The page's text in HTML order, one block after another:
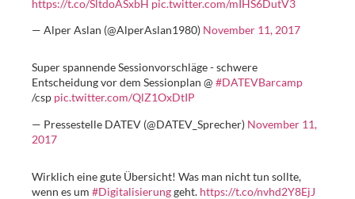
https://t.co/SltdoASxbH pic.twitter.com/mIHS6DutV3
— Alper Aslan (@AlperAslan1980) November 11, 2017
Super spannende Sessionvorschläge - schwere
Entscheidung vor dem Sessionplan @ #DATEVBarcamp
/csp pic.twitter.com/QlZ1OxDtIP
— Pressestelle DATEV (@DATEV_Sprecher) November 11,
2017
Wirklich eine gute Übersicht! Was man nicht tun sollte,
wenn es um #Digitalisierunggeht. https://t.co/nvhd2Y8EjJ